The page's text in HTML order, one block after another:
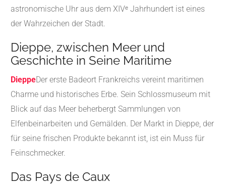
astronomische Uhr aus dem XIVᵉ Jahrhundert ist eines
der Wahrzeichen der Stadt.
Dieppe, zwischen Meer und
Geschichte in Seine Maritime
DieppeDer erste Badeort Frankreichs vereint maritimen
Charme und historisches Erbe. Sein Schlossmuseum mit
Blick auf das Meer beherbergt Sammlungen von
Elfenbeinarbeiten und Gemälden. Der Markt in Dieppe, der
für seine frischen Produkte bekannt ist, ist ein Muss für
Feinschmecker.
Das Pays de Caux